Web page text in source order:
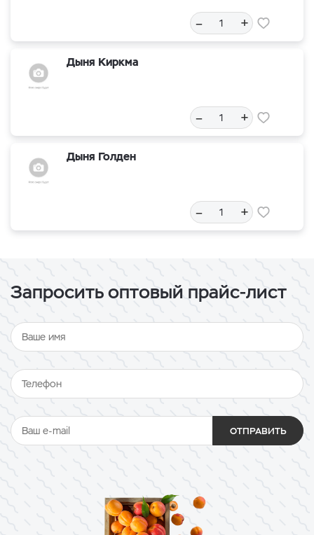
– +
Дыня Киркма
– +
Дыня Голден
– +
Запросить оптовый прайс-лист
ОТПРАВИТЬ